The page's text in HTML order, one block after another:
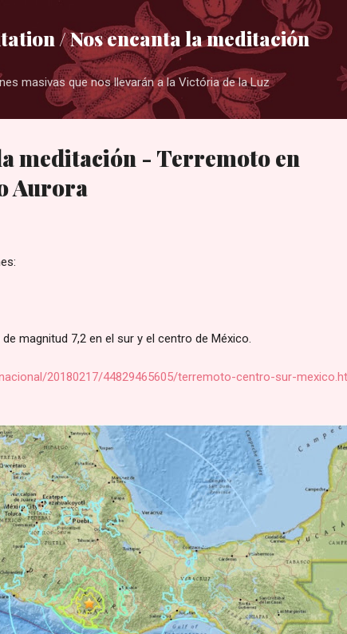
/ Nos encanta la meditación
masivas que nos llevarán a la Victória de la Luz
meditación - Terremoto en
Aurora
magnitud 7,2 en el sur y el centro de México.
20180217/44829465605/terremoto-centro-sur-